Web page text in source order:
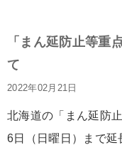
「まん延防止等重
て
2022年02月21日
北海道の「まん延防
6日（日曜日）まで延